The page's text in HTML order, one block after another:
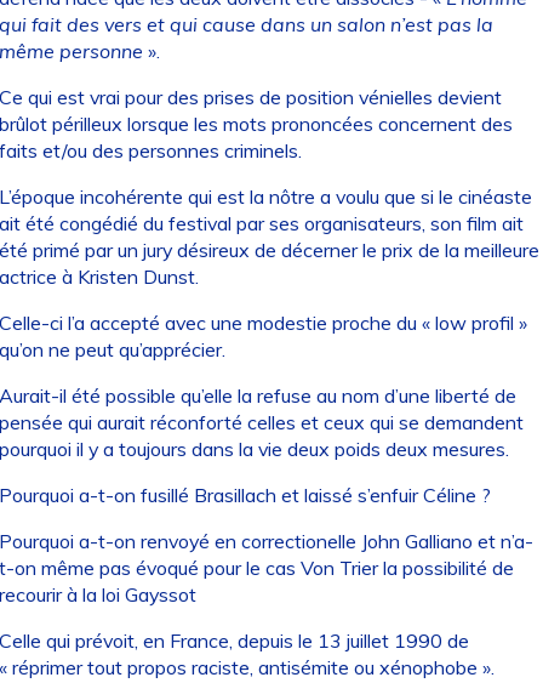
fait des vers et qui cause dans un salon n’est pas la
personne ».
qui est vrai pour des prises de position vénielles devient
périlleux lorsque les mots prononcées concernent des
et/ou des personnes criminels.
incohérente qui est la nôtre a voulu que si le cinéaste
été congédié du festival par ses organisateurs, son film ait
primé par un jury désireux de décerner le prix de la meilleure
à Kristen Dunst.
ci l’a accepté avec une modestie proche du « low profil »
ne peut qu’apprécier.
il été possible qu’elle la refuse au nom d’une liberté de
qui aurait réconforté celles et ceux qui se demandent
il y a toujours dans la vie deux poids deux mesures.
a-t-on fusillé Brasillach et laissé s’enfuir Céline ?
a-t-on renvoyé en correctionelle John Galliano et n’a-
on même pas évoqué pour le cas Von Trier la possibilité de
à la loi Gayssot
qui prévoit, en France, depuis le 13 juillet 1990 de
réprimer tout propos raciste, antisémite ou xénophobe ».